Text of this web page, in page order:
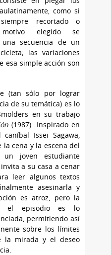
como si
recortado o
elegido se
secuencia de un
las variaciones
esa simple acción son
(tan sólo por lograr
de su temática) es lo
en su trabajo
(1987). Inspirado en
Issei Sagawa,
cena y la escena del
joven estudiante
a su casa a cenar
leer algunos textos
asesinarla y
es atroz, pero la
el episodio es lo
permitiendo así
sobre los límites
la mirada y el deseo